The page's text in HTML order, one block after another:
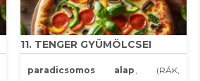
11. TENGER GYÜMÖLCSEI
paradicsomos alap, (RÁK,